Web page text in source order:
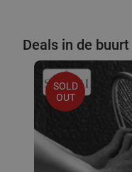
Deals in de
SOLD
OUT